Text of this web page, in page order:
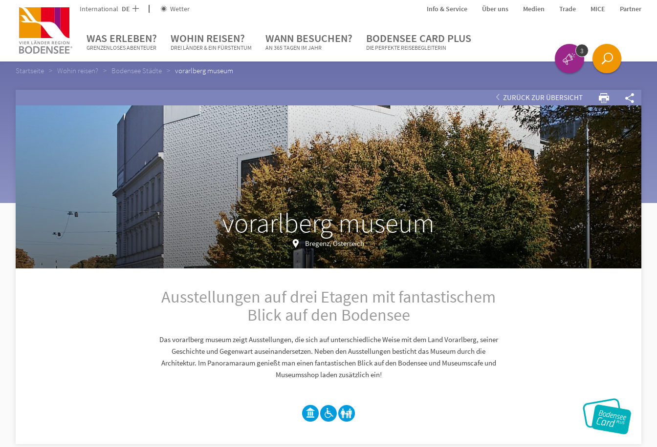
International DE Wetter Info & Service Über uns Medien Trade MICE Partner
WAS ERLEBEN?
GRENZENLOSES ABENTEUER
WOHIN REISEN?
DREI LÄNDER & EIN FÜRSTENTUM
WANN BESUCHEN?
AN 365 TAGEN IM JAHR
BODENSEE CARD PLUS
DIE PERFEKTE REISEBEGLEITERIN 3
Startseite Wohin reisen? Bodensee Städte vorarlberg museum
ZURÜCK ZUR ÜBERSICHT
vorarlberg museum
Bregenz, Österreich
Ausstellungen auf drei Etagen mit fantastischem
Blick auf den Bodensee
Das vorarlberg museum zeigt Ausstellungen, die sich auf unterschiedliche Weise mit dem Land Vorarlberg, seiner
Geschichte und Gegenwart auseinandersetzen. Neben den Ausstellungen besticht das Museum durch die
Architektur. Im Panoramaraum genießt man einen fantastischen Blick auf den Bodensee und Museumscafe und
Museumsshop laden zusätzlich ein!